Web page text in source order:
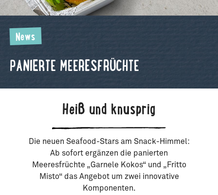
News
PANIERTE MEERESFRÜCHTE
Heiß und knusprig
Die neuen Seafood-Stars am Snack-Himmel:
Ab sofort ergänzen die panierten
Meeresfrüchte „Garnele Kokos“ und „Fritto
Misto“ das Angebot um zwei innovative
Komponenten.